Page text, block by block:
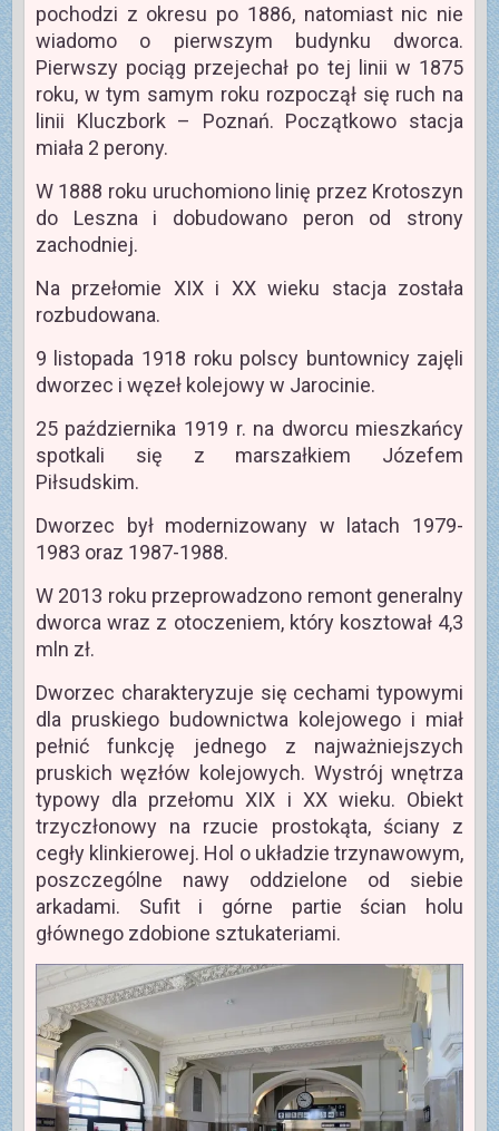
pochodzi z okresu po 1886, natomiast nic nie
wiadomo o pierwszym budynku dworca.
Pierwszy pociąg przejechał po tej linii w 1875
roku, w tym samym roku rozpoczął się ruch na
linii Kluczbork – Poznań. Początkowo stacja
miała 2 perony.
W 1888 roku uruchomiono linię przez Krotoszyn
do Leszna i dobudowano peron od strony
zachodniej.
Na przełomie XIX i XX wieku stacja została
rozbudowana.
9 listopada 1918 roku polscy buntownicy zajęli
dworzec i węzeł kolejowy w Jarocinie.
25 października 1919 r. na dworcu mieszkańcy
spotkali się z marszałkiem Józefem
Piłsudskim.
Dworzec był modernizowany w latach 1979-
1983 oraz 1987-1988.
W 2013 roku przeprowadzono remont generalny
dworca wraz z otoczeniem, który kosztował 4,3
mln zł.
Dworzec charakteryzuje się cechami typowymi
dla pruskiego budownictwa kolejowego i miał
pełnić funkcję jednego z najważniejszych
pruskich węzłów kolejowych. Wystrój wnętrza
typowy dla przełomu XIX i XX wieku. Obiekt
trzyczłonowy na rzucie prostokąta, ściany z
cegły klinkierowej. Hol o układzie trzynawowym,
poszczególne nawy oddzielone od siebie
arkadami. Sufit i górne partie ścian holu
głównego zdobione sztukateriami.